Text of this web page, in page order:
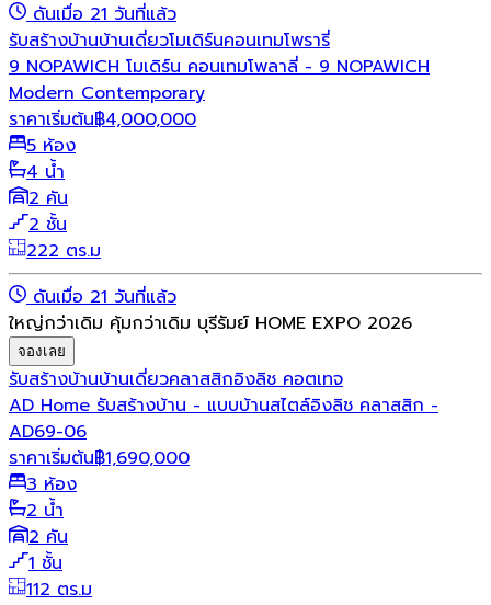
ดันเมื่อ 21 วันที่แล้ว
รับสร้างบ้านบ้านเดี่ยวโมเดิร์นคอนเทมโพรารี่
9 NOPAWICH โมเดิร์น คอนเทมโพลาลี่ - 9 NOPAWICH
Modern Contemporary
ราคาเริ่มต้น฿4,000,000
5 ห้อง
4 น้ำ
2 คัน
2 ชั้น
222 ตร.ม
ดันเมื่อ 21 วันที่แล้ว
ใหญ่กว่าเดิม คุ้มกว่าเดิม บุรีรัมย์ HOME EXPO 2026
จองเลย
รับสร้างบ้านบ้านเดี่ยวคลาสสิกอิงลิช คอตเทจ
AD Home รับสร้างบ้าน - แบบบ้านสไตล์อิงลิช คลาสสิก -
AD69-06
ราคาเริ่มต้น฿1,690,000
3 ห้อง
2 น้ำ
2 คัน
1 ชั้น
112 ตร.ม